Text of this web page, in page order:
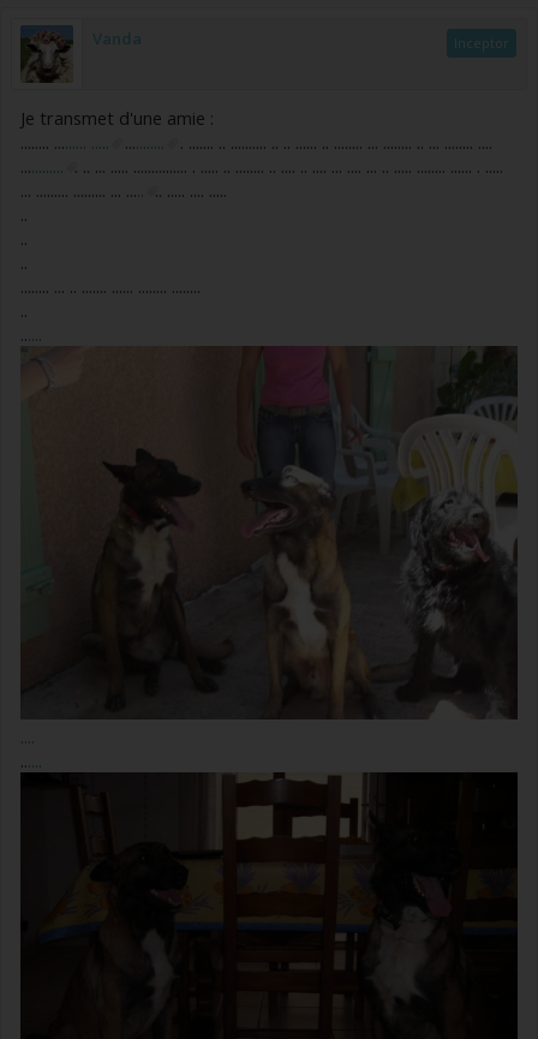
Vanda Inceptor
Je transmet d'une amie :
........ ......... ..... ...........
. ....... .. .......... .. .. ...... .. ........ ... ........ .. ... ........ ....
............ . .. ... ..... ............... . ..... .. ........ .. .... .. .... ... .... ... .. ..... ........ ...... . .....
... ......... ......... ... ..... .. ..... .... .....
..
..
..
........ ... .. ....... ...... ........ ........
..
......
....
......